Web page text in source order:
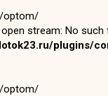
optom/
stream: No such
plugins/
optom/